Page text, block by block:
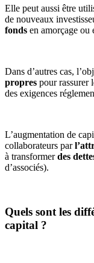
Elle peut aussi être
de nouveaux
fonds en amorçage ou
Dans d’autres cas,
propres pour rassurer
des exigences
L’augmentation de
collaborateurs par
à transformerdes
d’associés).
Quels sont les
capital ?